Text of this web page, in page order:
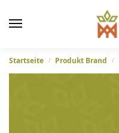
Startseite / Produkt Brand /